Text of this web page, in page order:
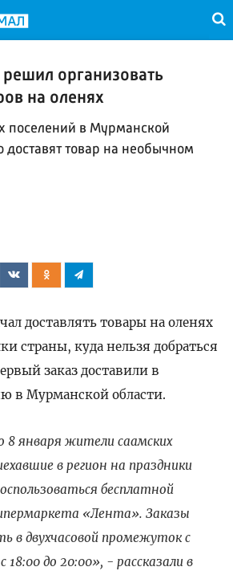
организовать
на оленях
поселений в Мурманской
доставят товар на необычном
доставлять товары на оленях
страны, куда нельзя добраться
заказ доставили в
в Мурманской области.
8 января жители саамских
в регион на праздники
бесплатной
«Лента». Заказы
в двухчасовой промежуток с
18:00 до 20:00», - рассказали в